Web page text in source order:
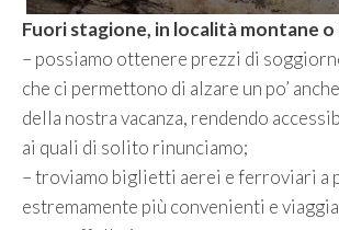
Fuori stagione, in località montane o
– possiamo ottenere prezzi di
che ci permettono di alzare un po’
della nostra vacanza, rendendo
ai quali di solito rinunciamo;
– troviamo biglietti aerei e ferroviari a
estremamente più convenienti e